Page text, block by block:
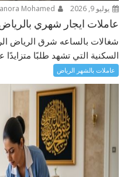
يوليو 9, 2026
عاملات ايجار شهري بالرياض حى
شغالات بالساعه شرق الرياض
السكنية التي تشهد طلبًا متزايدًا
عاملات بالشهر الرياض